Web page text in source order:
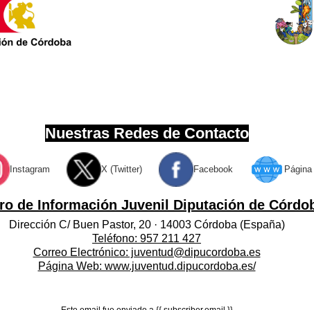
Nuestras Redes de Contacto
Instagram X (Twitter) Facebook
de Información Juvenil Diputación de
Dirección C/ Buen Pastor, 20 · 14003 Córdoba (España)
Teléfono: 957 211 427
Correo Electrónico: juventud@dipucordoba.es
Página Web: www.juventud.dipucordoba.es/